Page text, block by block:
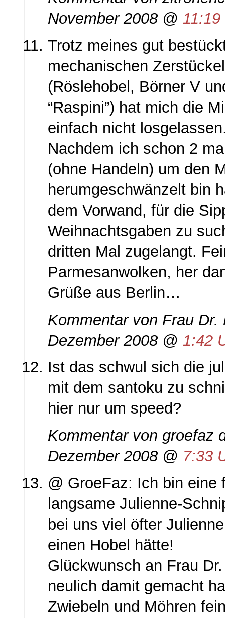
November 2008 @
Trotz meines gut
mechanischen
(Röslehobel, Börner V
“Raspini”) hat mich die
einfach nicht
Nachdem ich schon 2
(ohne Handeln) um den
herumgeschwänzelt bin
dem Vorwand, für die
Weihnachtsgaben zu
dritten Mal zugelangt.
Parmesanwolken, her
Grüße aus Berlin…
Kommentar von Frau
Dezember 2008 @ 1:42
Ist das schwul sich die
mit dem santoku zu
hier nur um speed?
Kommentar von groefaz
Dezember 2008 @ 7:33
@ GroeFaz: Ich bin eine
langsame Julienne-
bei uns viel öfter
einen Hobel hätte!
Glückwunsch an Frau
neulich damit gemacht
Zwiebeln und Möhren